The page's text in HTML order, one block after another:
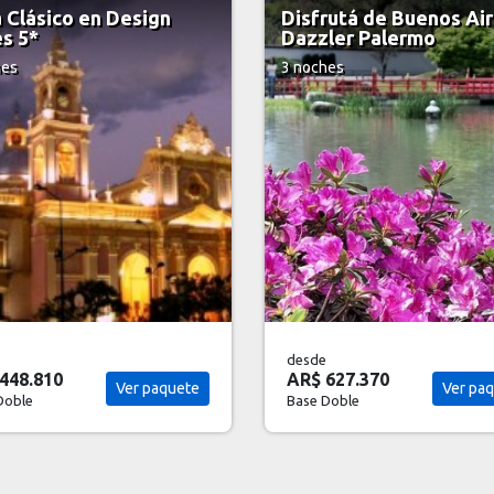
de Buenos Aires -
Palermo
Ver paquete
Esteros del Iberá - 3
3 noches
desde
AR$ 902.560
Base Doble
Ver